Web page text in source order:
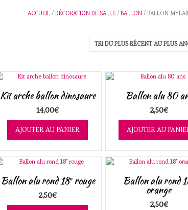
ACCUEIL /DÉCORATION DE SALLE /BALLON / BALLON
Kit arche ballon dinosaure
14,00€
AJOUTER AU PANIER
Ballon alu 80
2,50€
AJOUTER AU
Ballon alu rond 18″ rouge
2,50€
Ballon alu rond
orange
2,50€